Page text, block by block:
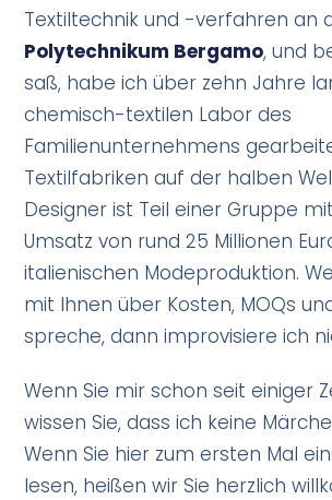
Textiltechnik und -verfahren an
Polytechnikum Bergamo, und
saß, habe ich über zehn Jahre
chemisch-textilen Labor des
Familienunternehmens
Textilfabriken auf der halben
Designer ist Teil einer Gruppe
Umsatz von rund 25 Millionen
italienischen Modeproduktion.
mit Ihnen über Kosten, MOQs
spreche, dann improvisiere ich
Wenn Sie mir schon seit einiger
wissen Sie, dass ich keine
Wenn Sie hier zum ersten Mal
lesen, heißen wir Sie herzlich